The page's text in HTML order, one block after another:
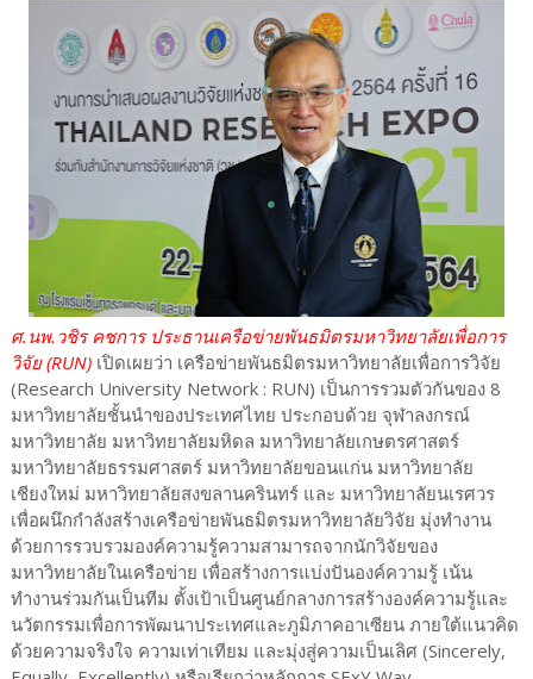
ศ.นพ.วชิร คชการ ประธานเครือข่ายพันธมิตรมหาวิทยาลัยเพื่อการ
วิจัย (RUN) เปิดเผยว่า เครือข่ายพันธมิตรมหาวิทยาลัยเพื่อการวิจัย
(Research University Network : RUN) เป็นการรวมตัวกันของ 8
มหาวิทยาลัยชั้นนำของประเทศไทย ประกอบด้วย จุฬาลงกรณ์
มหาวิทยาลัย มหาวิทยาลัยมหิดล มหาวิทยาลัยเกษตรศาสตร์
มหาวิทยาลัยธรรมศาสตร์ มหาวิทยาลัยขอนแก่น มหาวิทยาลัย
เชียงใหม่ มหาวิทยาลัยสงขลานครินทร์ และ มหาวิทยาลัยนเรศวร
เพื่อผนึกกำลังสร้างเครือข่ายพันธมิตรมหาวิทยาลัยวิจัย มุ่งทำงาน
ด้วยการรวบรวมองค์ความรู้ความสามารถจากนักวิจัยของ
มหาวิทยาลัยในเครือข่าย เพื่อสร้างการแบ่งปันองค์ความรู้ เน้น
ทำงานร่วมกันเป็นทีม ตั้งเป้าเป็นศูนย์กลางการสร้างองค์ความรู้และ
นวัตกรรมเพื่อการพัฒนาประเทศและภูมิภาคอาเซียน ภายใต้แนวคิด
ด้วยความจริงใจ ความเท่าเทียม และมุ่งสู่ความเป็นเลิศ (Sincerely,